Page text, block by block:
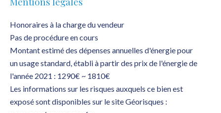
Honoraires à la charge du vendeur
Pas de procédure en cours
Montant estimé des dépenses annuelles d'énergie pour
un usage standard, établi à partir des prix de l'énergie de
l'année 2021 : 1290€ ~ 1810€
Les informations sur les risques auxquels ce bien est
exposé sont disponibles sur le site Géorisques :